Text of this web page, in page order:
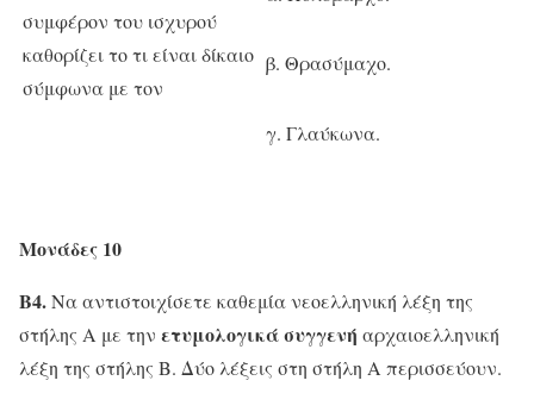
συμφέρον του ισχυρού
καθορίζει το τι είναι δίκαιο
σύμφωνα με τον
β. Θρασύμαχο.
γ. Γλαύκωνα.
Μονάδες 10
Β4.Να αντιστοιχίσετε καθεμία νεοελληνική λέξη της
στήλης Α με την ετυμολογικά συγγενή αρχαιοελληνική
λέξη της στήλης Β. Δύο λέξεις στη στήλη Α περισσεύουν.